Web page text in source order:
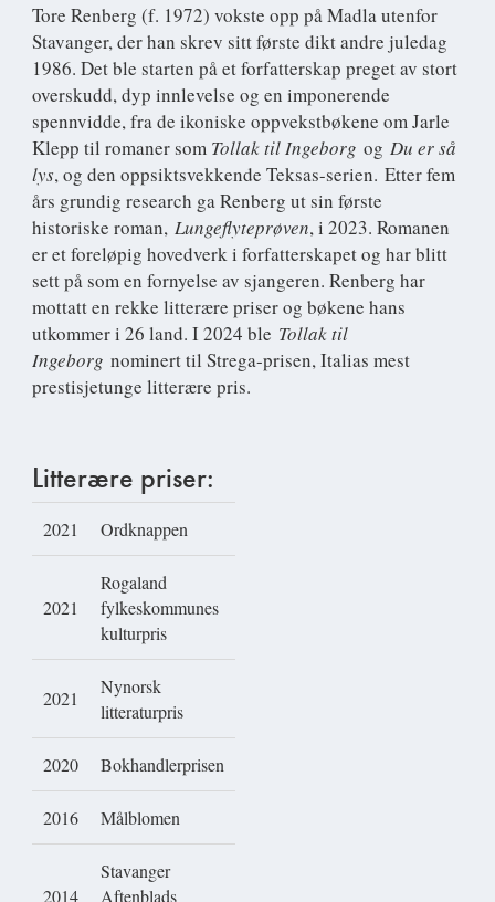
Tore Renberg (f. 1972) vokste opp på Madla utenfor
Stavanger, der han skrev sitt første dikt andre juledag
1986. Det ble starten på et forfatterskap preget av stort
overskudd, dyp innlevelse og en imponerende
spennvidde, fra de ikoniske oppvekstbøkene om Jarle
Klepp til romaner som Tollak til Ingeborg og Du er så
lys, og den oppsiktsvekkende Teksas-serien. Etter fem
års grundig research ga Renberg ut sin første
historiske roman, Lungeflyteprøven, i 2023. Romanen
er et foreløpig hovedverk i forfatterskapet og har blitt
sett på som en fornyelse av sjangeren. Renberg har
mottatt en rekke litterære priser og bøkene hans
utkommer i 26 land. I 2024 ble Tollak til
Ingeborg nominert til Strega-prisen, Italias mest
prestisjetunge litterære pris.
Litterære priser:
2021 Ordknappen
2021
Rogaland
fylkeskommunes
kulturpris
2021
Nynorsk
litteraturpris
2020 Bokhandlerprisen
2016 Målblomen
2014
Stavanger
Aftenblads